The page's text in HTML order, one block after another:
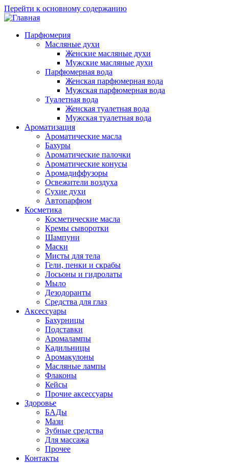
Перейти к основному содержанию
Парфюмерия
Масляные духи
Женские масляные духи
Мужские масляные духи
Парфюмерная вода
Женская парфюмерная вода
Мужская парфюмерная вода
Туалетная вода
Женская туалетная вода
Мужская туалетная вода
Ароматизация
Ароматические масла
Бахуры
Ароматические палочки
Ароматические конусы
Аромадиффузоры
Освежители воздуха
Сухие духи
Автопарфюм
Косметика
Косметические масла
Кремы сыворотки
Шампуни
Маски
Мисты для тела
Гели, пенки и скрабы
Лосьоны и гидролаты
Мыло
Дезодоранты
Средства для глаз
Аксессуары
Бахурницы
Подставки
Аромалампы
Кадильницы
Аромакулоны
Масляные лампы
Флаконы
Кейсы
Прочие аксессуары
Здоровье
БАДы
Мази
Зубные средства
Для массажа
Прочее
Контакты